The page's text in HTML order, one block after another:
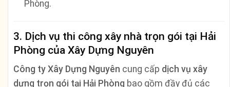
Phòng.
3. Dịch vụ thi công xây nhà trọn gói tại Hải
Phòng của Xây Dựng Nguyên
Công ty Xây Dựng Nguyên cung cấp dịch vụ xây
dựng trọn gói tại Hải Phòng bao gồm đầy đủ các